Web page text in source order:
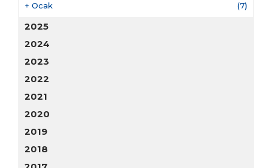
+ Ocak (7)
2025
2024
2023
2022
2021
2020
2019
2018